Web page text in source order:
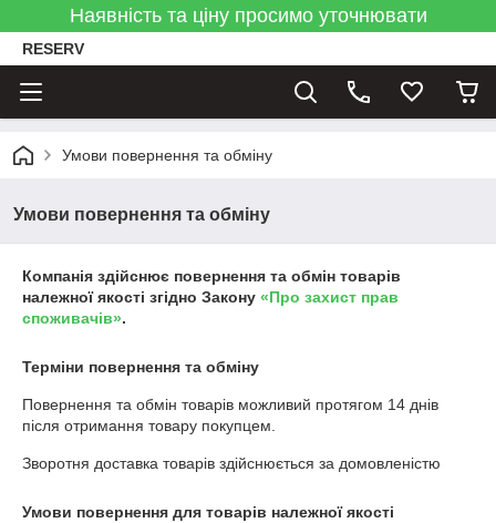
Наявність та ціну просимо уточнювати
RESERV
Умови повернення та обміну
Умови повернення та обміну
Компанія здійснює повернення та обмін товарів
належної якості згідно Закону «Про захист прав
споживачів».
Терміни повернення та обміну
Повернення та обмін товарів можливий протягом 14 днів
після отримання товару покупцем.
Зворотня доставка товарів здійснюється за домовленістю
Умови повернення для товарів належної якості